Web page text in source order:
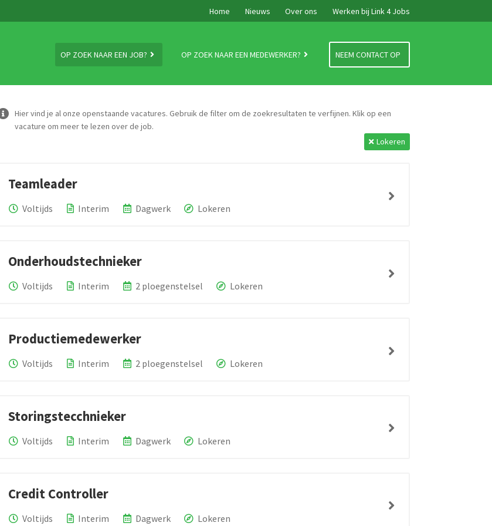
Home Nieuws Over ons Werken bij Link 4 Jobs
OP ZOEK NAAR EEN JOB? OP ZOEK NAAR EEN MEDEWERKER? NEEM CONTACT OP
Hier vind je al onze openstaande vacatures. Gebruik de filter om de zoekresultaten te verfijnen. Klik op een
vacature om meer te lezen over de job.
Lokeren
Teamleader
Voltijds Interim Dagwerk Lokeren
Onderhoudstechnieker
Voltijds Interim 2 ploegenstelsel Lokeren
Productiemedewerker
Voltijds Interim 2 ploegenstelsel Lokeren
Storingstecchnieker
Voltijds Interim Dagwerk Lokeren
Credit Controller
Voltijds Interim Dagwerk Lokeren